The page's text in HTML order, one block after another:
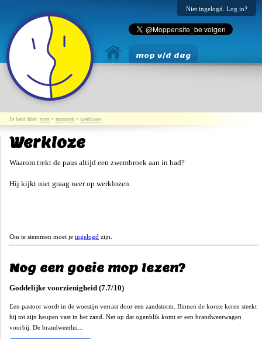
Niet ingelogd. Log in?
mop v/d dag
Je bent hier: start • moppen • werkloze
Werkloze
Waarom trekt de paus altijd een zwembroek aan in bad?
Hij kijkt niet graag neer op werklozen.
Om te stemmen moet je ingelogd zijn.
Nog een goeie mop lezen?
Goddelijke voorzienigheid (7.7/10)
Een pastoor wordt in de woestijn verrast door een zandstorm. Binnen de korste keren steekt
hij tot zijn heupen vast in het zand. Net op dat ogenblik komt er een brandweerwagen
voorbij. De brandweerlui...